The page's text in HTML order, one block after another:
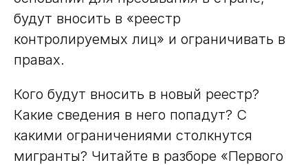
будут вносить в «реестр
контролируемых лиц» и ограничивать в
правах.
Кого будут вносить в новый реестр?
Какие сведения в него попадут? С
какими ограничениями столкнутся
мигранты? Читайте в разборе «Первого